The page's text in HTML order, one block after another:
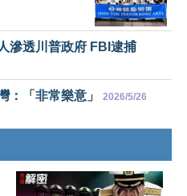
滲透川普政府 FBI逮捕
：「非常樂意」 2026/5/26